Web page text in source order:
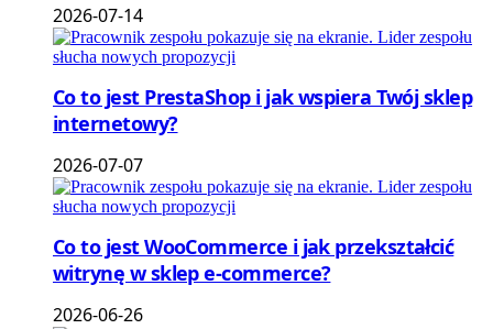
2026-07-14
Co to jest PrestaShop i jak wspiera Twój sklep
internetowy?
2026-07-07
Co to jest WooCommerce i jak przekształcić
witrynę w sklep e-commerce?
2026-06-26